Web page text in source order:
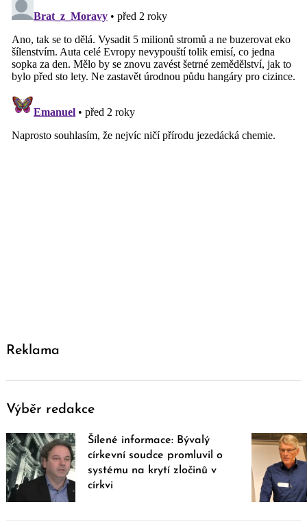
Reklama
Výběr redakce
Šílené informace: Bývalý
církevní soudce promluvil o
systému na krytí zločinů v
církvi